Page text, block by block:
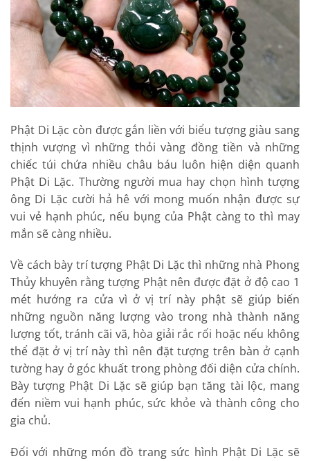
Phật Di Lặc còn được gắn liền với biểu tượng giàu sang
thịnh vượng vì những thỏi vàng đồng tiền và những
chiếc túi chứa nhiều châu báu luôn hiện diện quanh
Phật Di Lặc. Thường người mua hay chọn hình tượng
ông Di Lặc cười hả hê với mong muốn nhận được sự
vui vẻ hạnh phúc, nếu bụng của Phật càng to thì may
mắn sẽ càng nhiều.
Về cách bày trí tượng Phật Di Lặc thì những nhà Phong
Thủy khuyên rằng tượng Phật nên được đặt ở độ cao 1
mét hướng ra cửa vì ở vị trí này phật sẽ giúp biến
những nguồn năng lượng vào trong nhà thành năng
lượng tốt, tránh cãi vã, hòa giải rắc rối hoặc nếu không
thể đặt ở vị trí này thì nên đặt tượng trên bàn ở cạnh
tường hay ở góc khuất trong phòng đối diện cửa chính.
Bày tượng Phật Di Lặc sẽ giúp bạn tăng tài lộc, mang
đến niềm vui hạnh phúc, sức khỏe và thành công cho
gia chủ.
Đối với những món đồ trang sức hình Phật Di Lặc sẽ